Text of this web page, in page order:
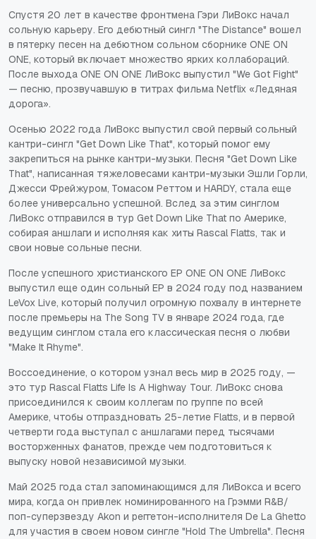
Спустя 20 лет в качестве фронтмена Гэри ЛиВокс начал
сольную карьеру. Его дебютный сингл "The Distance" вошел
в пятерку песен на дебютном сольном сборнике ONE ON
ONE, который включает множество ярких коллабораций.
После выхода ONE ON ONE ЛиВокс выпустил "We Got Fight"
— песню, прозвучавшую в титрах фильма Netflix «Ледяная
дорога».
Осенью 2022 года ЛиВокс выпустил свой первый сольный
кантри-сингл "Get Down Like That", который помог ему
закрепиться на рынке кантри-музыки. Песня "Get Down Like
That", написанная тяжеловесами кантри-музыки Эшли Горли,
Джесси Фрейжуром, Томасом Реттом и HARDY, стала еще
более универсально успешной. Вслед за этим синглом
ЛиВокс отправился в тур Get Down Like That по Америке,
собирая аншлаги и исполняя как хиты Rascal Flatts, так и
свои новые сольные песни.
После успешного христианского EP ONE ON ONE ЛиВокс
выпустил еще один сольный EP в 2024 году под названием
LeVox Live, который получил огромную похвалу в интернете
после премьеры на The Song TV в январе 2024 года, где
ведущим синглом стала его классическая песня о любви
"Make It Rhyme".
Воссоединение, о котором узнал весь мир в 2025 году, —
это тур Rascal Flatts Life Is A Highway Tour. ЛиВокс снова
присоединился к своим коллегам по группе по всей
Америке, чтобы отпраздновать 25-летие Flatts, и в первой
четверти года выступал с аншлагами перед тысячами
восторженных фанатов, прежде чем подготовиться к
выпуску новой независимой музыки.
Май 2025 года стал запоминающимся для ЛиВокса и всего
мира, когда он привлек номинированного на Грэмми R&B/
поп-суперзвезду Akon и реггетон-исполнителя De La Ghetto
для участия в своем новом сингле "Hold The Umbrella". Песня